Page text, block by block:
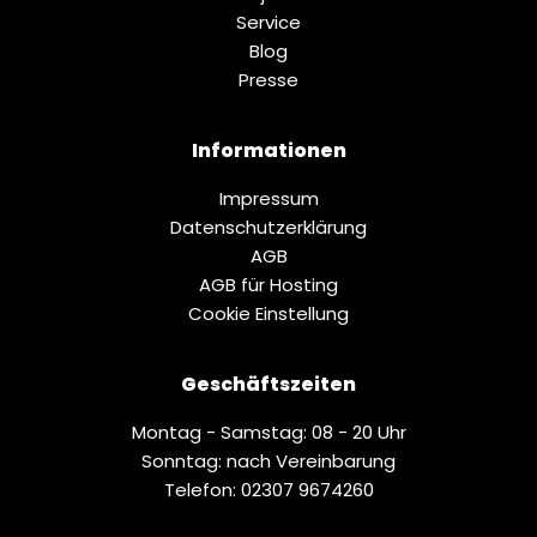
Service
Blog
Presse
Informationen
Impressum
Datenschutz­erklärung
AGB
AGB für Hosting
Cookie Einstellung
Geschäftszeiten
Montag - Samstag: 08 - 20 Uhr
Sonntag: nach Vereinbarung
Telefon: 02307 9674260